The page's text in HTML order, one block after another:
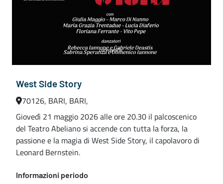
West Side Story
70126, BARI, BARI,
Giovedì 21 maggio 2026 alle ore 20.30 il palcoscenico
del Teatro Abeliano si accende con tutta la forza, la
passione e la magia di West Side Story, il capolavoro di
Leonard Bernstein.
Informazioni periodo